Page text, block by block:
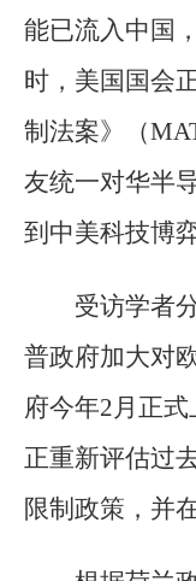
能已流入中国
时，美国国会
制法案》（
友统一对华半
到中美科技博
受访学者
普政府加大对
府今年2月正
正重新评估过
限制政策，并